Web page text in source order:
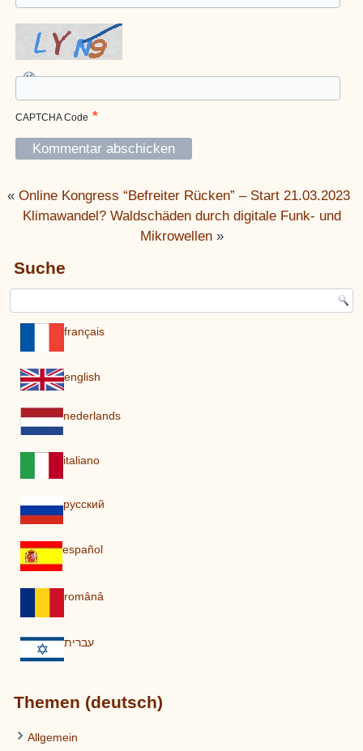
CAPTCHA Code *
«Online Kongress “Befreiter Rücken” – Start 21.03.2023
Klimawandel? Waldschäden durch digitale Funk- und
Mikrowellen»
Suche
français
english
nederlands
italiano
pусский
español
românâ
עברית
Themen (deutsch)
Allgemein